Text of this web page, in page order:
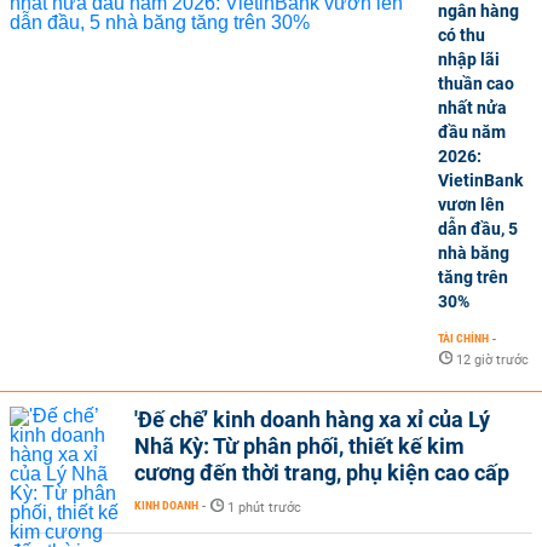
ngân hàng
có thu
nhập lãi
thuần cao
nhất nửa
đầu năm
2026:
VietinBank
vươn lên
dẫn đầu, 5
nhà băng
tăng trên
30%
TÀI CHÍNH -
12 giờ trước
'Đế chế’ kinh doanh hàng xa xỉ của Lý
Nhã Kỳ: Từ phân phối, thiết kế kim
cương đến thời trang, phụ kiện cao cấp
KINH DOANH - 1 phút trước